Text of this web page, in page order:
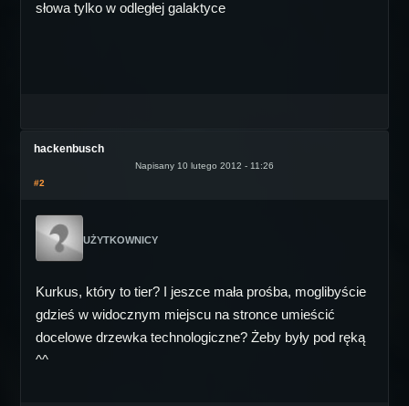
słowa tylko w odległej galaktyce
hackenbusch
Napisany 10 lutego 2012 - 11:26
#2
UŻYTKOWNICY
Kurkus, który to tier? I jeszce mała prośba, moglibyście
gdzieś w widocznym miejscu na stronce umieścić
docelowe drzewka technologiczne? Żeby były pod ręką
^^